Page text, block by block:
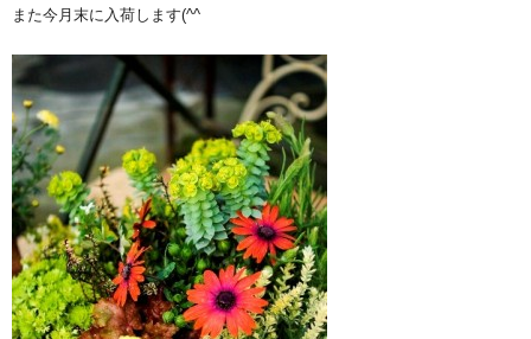
また今月末に入荷します(^^ゞ